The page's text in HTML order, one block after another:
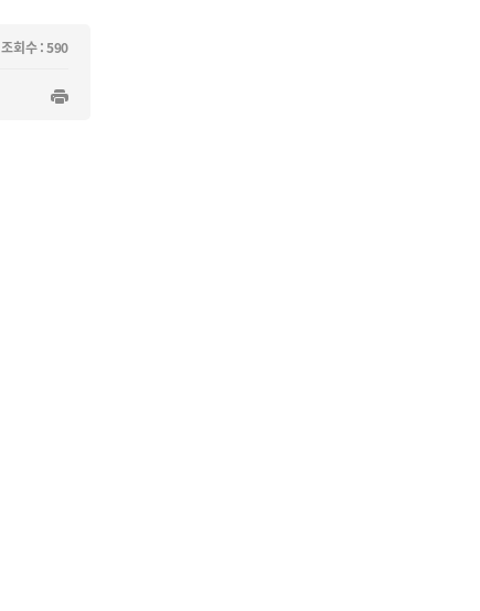
조회수 : 590